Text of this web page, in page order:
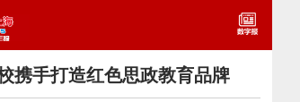
携手打造红色思政教育品牌